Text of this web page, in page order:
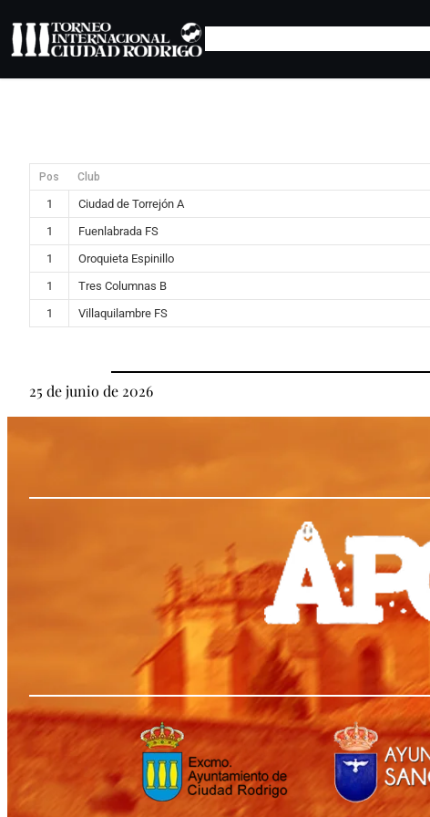
Pos Club
1 Ciudad de Torrejón A
1
Fuenlabrada FS
1
Oroquieta Espinillo
1
Tres Columnas B
1
Villaquilambre FS
25 de junio de 2026